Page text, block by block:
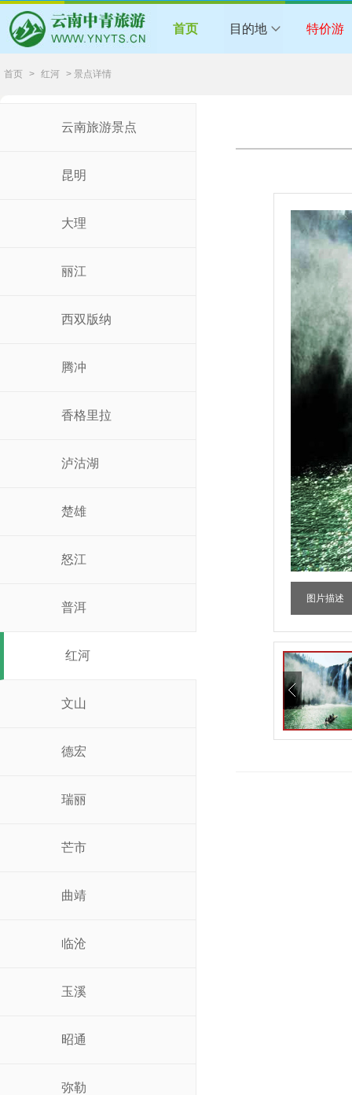
首页 目的地 特价游
首页 > 红河 > 景点详情
云南旅游景点
昆明
大理
丽江
西双版纳
腾冲
香格里拉
泸沽湖
楚雄
怒江
普洱
红河
文山
德宏
瑞丽
芒市
曲靖
临沧
玉溪
昭通
弥勒
图片描述